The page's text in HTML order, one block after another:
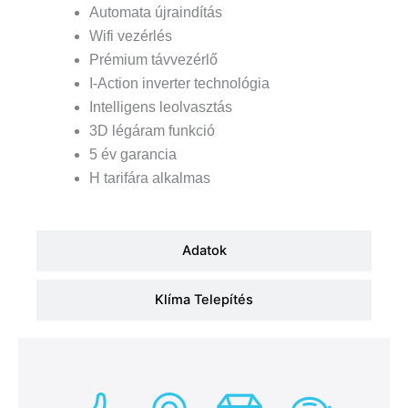
Adatok
Klíma Telepítés
Automata újraindítás
Wifi vezérlés
Prémium távvezérlő
I-Action inverter technológia
Intelligens leolvasztás
3D légáram funkció
5 év garancia
H tarifára alkalmas